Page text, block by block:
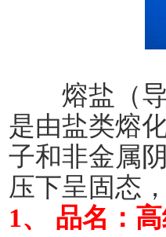
熔盐（导
是由盐类熔
子和非金属
压下呈固态
1、 品名：